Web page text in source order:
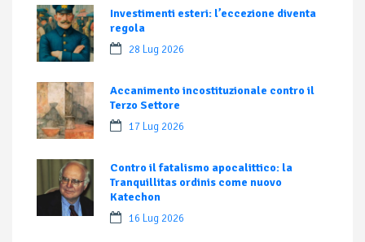
Investimenti esteri: l’eccezione diventa
regola
28 Lug 2026
Accanimento incostituzionale contro il
Terzo Settore
17 Lug 2026
Contro il fatalismo apocalittico: la
Tranquillitas ordinis come nuovo
Katechon
16 Lug 2026